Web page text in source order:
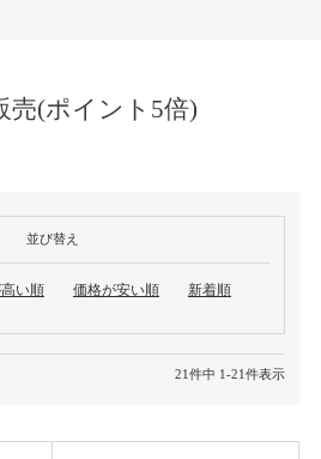
売(ポイント5倍)
並び替え
い順 価格が安い順 新着順
21件中 1-21件表示